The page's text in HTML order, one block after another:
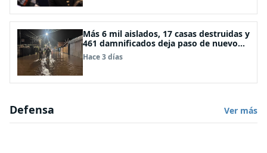
Más 6 mil aislados, 17 casas destruidas y
461 damnificados deja paso de nuevo
sistema frontal
Hace 3 días
Defensa Ver más